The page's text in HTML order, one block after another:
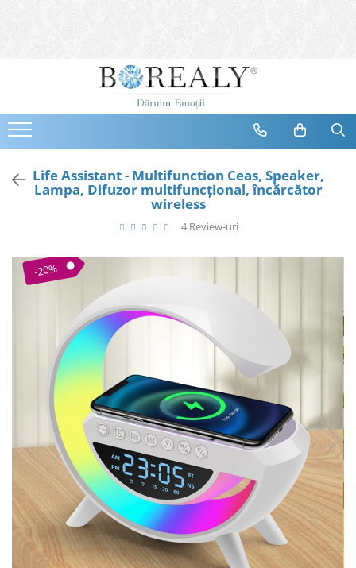
Bijuterii
Cercei
Bratari
Coliere
Seturi
Destinatari
Bijuterii Femei
Bijuterii Mirese
Reduceri
Cele mai noi
Cele mai vandute
Cele mai votate
Cu video
Pret
0 Lei - 100 Lei
100 Lei - 200 Lei
200 Lei - 300 Lei
300 Lei - 500 Lei
Life Assistant - Multifunction Ceas, Speaker,
Lampa, Difuzor multifuncțional, încărcător
wireless
4 Review-uri
-20%